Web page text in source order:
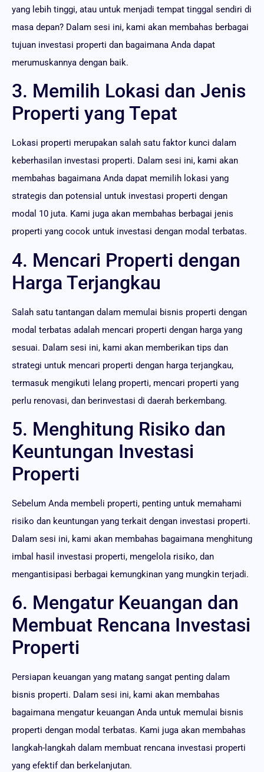
yang lebih tinggi, atau untuk menjadi tempat tinggal sendiri di
masa depan? Dalam sesi ini, kami akan membahas berbagai
tujuan investasi properti dan bagaimana Anda dapat
merumuskannya dengan baik.
3. Memilih Lokasi dan Jenis
Properti yang Tepat
Lokasi properti merupakan salah satu faktor kunci dalam
keberhasilan investasi properti. Dalam sesi ini, kami akan
membahas bagaimana Anda dapat memilih lokasi yang
strategis dan potensial untuk investasi properti dengan
modal 10 juta. Kami juga akan membahas berbagai jenis
properti yang cocok untuk investasi dengan modal terbatas.
4. Mencari Properti dengan
Harga Terjangkau
Salah satu tantangan dalam memulai bisnis properti dengan
modal terbatas adalah mencari properti dengan harga yang
sesuai. Dalam sesi ini, kami akan memberikan tips dan
strategi untuk mencari properti dengan harga terjangkau,
termasuk mengikuti lelang properti, mencari properti yang
perlu renovasi, dan berinvestasi di daerah berkembang.
5. Menghitung Risiko dan
Keuntungan Investasi
Properti
Sebelum Anda membeli properti, penting untuk memahami
risiko dan keuntungan yang terkait dengan investasi properti.
Dalam sesi ini, kami akan membahas bagaimana menghitung
imbal hasil investasi properti, mengelola risiko, dan
mengantisipasi berbagai kemungkinan yang mungkin terjadi.
6. Mengatur Keuangan dan
Membuat Rencana Investasi
Properti
Persiapan keuangan yang matang sangat penting dalam
bisnis properti. Dalam sesi ini, kami akan membahas
bagaimana mengatur keuangan Anda untuk memulai bisnis
properti dengan modal terbatas. Kami juga akan membahas
langkah-langkah dalam membuat rencana investasi properti
yang efektif dan berkelanjutan.